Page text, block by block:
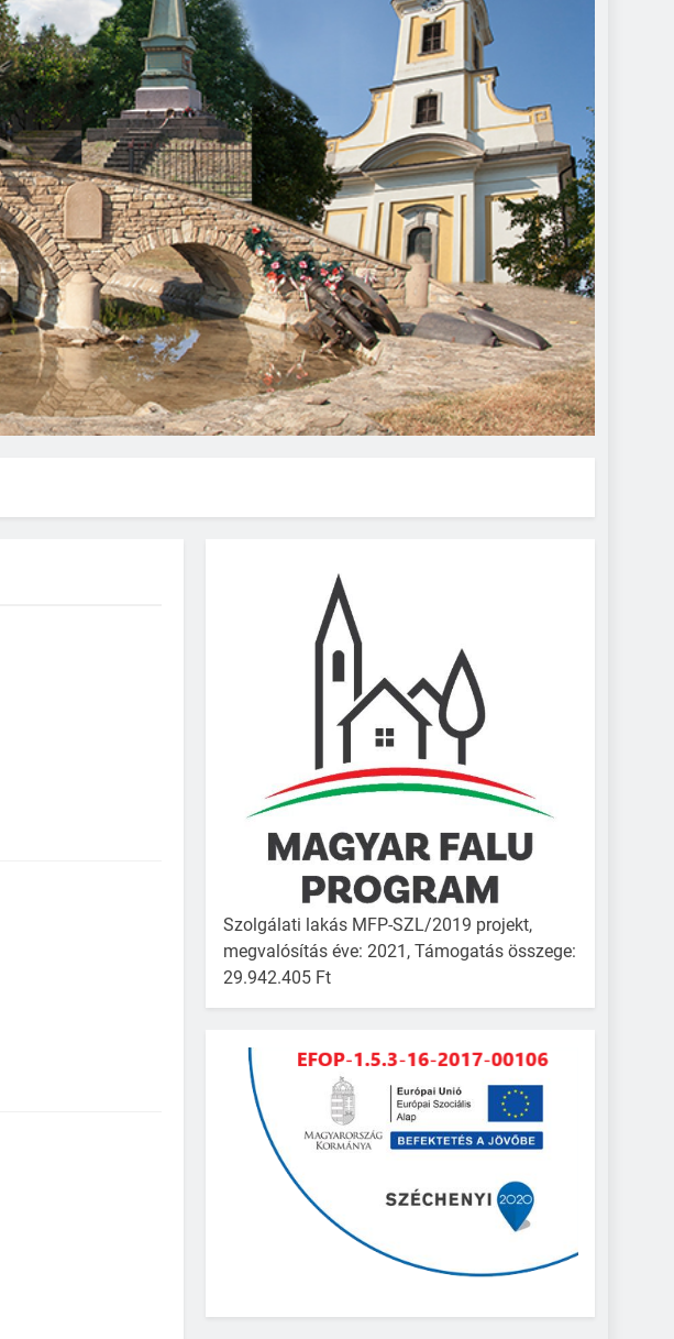
Szolgálati lakás MFP-SZL/2019 projekt,
megvalósítás éve: 2021, Támogatás összege:
29.942.405 Ft